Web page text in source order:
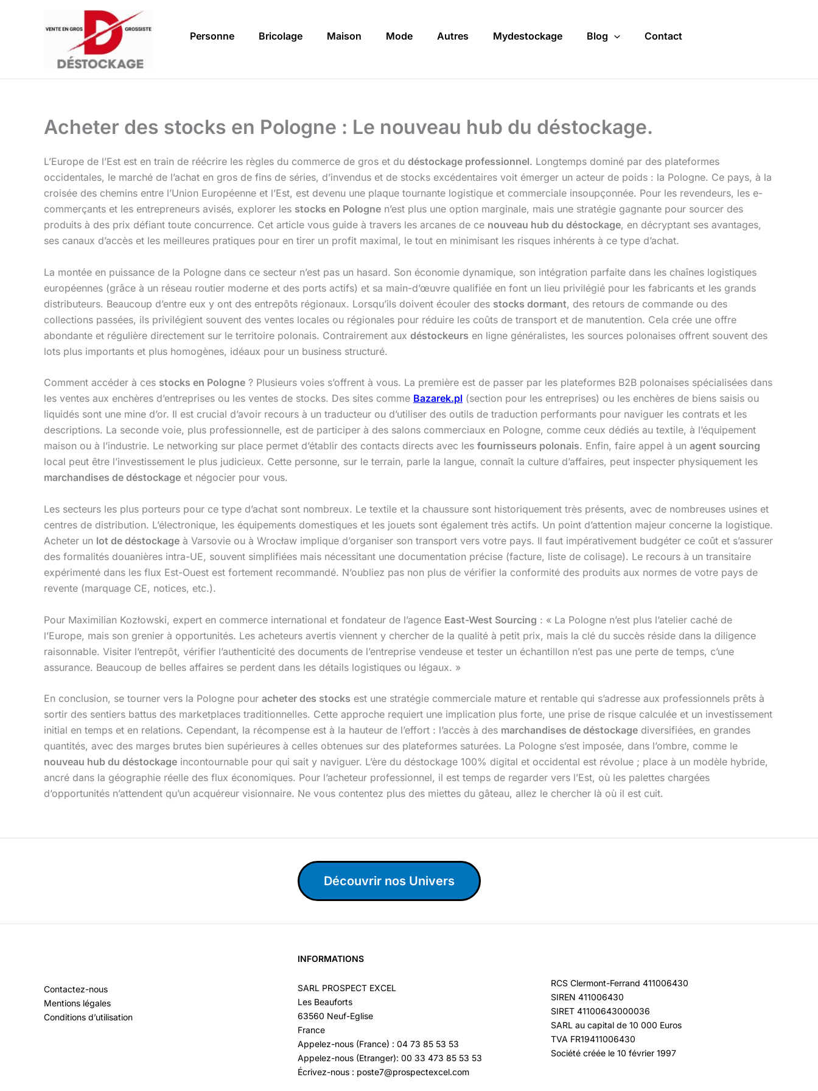
Personne Bricolage Maison Mode Autres Mydestockage Blog Contact
Acheter des stocks en Pologne : Le nouveau hub du déstockage.
L’Europe de l’Est est en train de réécrire les règles du commerce de gros et du déstockage professionnel. Longtemps dominé par des plateformes
occidentales, le marché de l’achat en gros de fins de séries, d’invendus et de stocks excédentaires voit émerger un acteur de poids : la Pologne. Ce pays, à la
croisée des chemins entre l’Union Européenne et l’Est, est devenu une plaque tournante logistique et commerciale insoupçonnée. Pour les revendeurs, les e-
commerçants et les entrepreneurs avisés, explorer les stocks en Pologne n’est plus une option marginale, mais une stratégie gagnante pour sourcer des
produits à des prix défiant toute concurrence. Cet article vous guide à travers les arcanes de ce nouveau hub du déstockage, en décryptant ses avantages,
ses canaux d’accès et les meilleures pratiques pour en tirer un profit maximal, le tout en minimisant les risques inhérents à ce type d’achat.
La montée en puissance de la Pologne dans ce secteur n’est pas un hasard. Son économie dynamique, son intégration parfaite dans les chaînes logistiques
européennes (grâce à un réseau routier moderne et des ports actifs) et sa main-d’œuvre qualifiée en font un lieu privilégié pour les fabricants et les grands
distributeurs. Beaucoup d’entre eux y ont des entrepôts régionaux. Lorsqu’ils doivent écouler des stocks dormant, des retours de commande ou des
collections passées, ils privilégient souvent des ventes locales ou régionales pour réduire les coûts de transport et de manutention. Cela crée une offre
abondante et régulière directement sur le territoire polonais. Contrairement aux déstockeurs en ligne généralistes, les sources polonaises offrent souvent des
lots plus importants et plus homogènes, idéaux pour un business structuré.
Comment accéder à ces stocks en Pologne ? Plusieurs voies s’offrent à vous. La première est de passer par les plateformes B2B polonaises spécialisées dans
les ventes aux enchères d’entreprises ou les ventes de stocks. Des sites comme Bazarek.pl (section pour les entreprises) ou les enchères de biens saisis ou
liquidés sont une mine d’or. Il est crucial d’avoir recours à un traducteur ou d’utiliser des outils de traduction performants pour naviguer les contrats et les
descriptions. La seconde voie, plus professionnelle, est de participer à des salons commerciaux en Pologne, comme ceux dédiés au textile, à l’équipement
maison ou à l’industrie. Le networking sur place permet d’établir des contacts directs avec les fournisseurs polonais. Enfin, faire appel à un agent sourcing
local peut être l’investissement le plus judicieux. Cette personne, sur le terrain, parle la langue, connaît la culture d’affaires, peut inspecter physiquement les
marchandises de déstockage et négocier pour vous.
Les secteurs les plus porteurs pour ce type d’achat sont nombreux. Le textile et la chaussure sont historiquement très présents, avec de nombreuses usines et
centres de distribution. L’électronique, les équipements domestiques et les jouets sont également très actifs. Un point d’attention majeur concerne la logistique.
Acheter un lot de déstockage à Varsovie ou à Wrocław implique d’organiser son transport vers votre pays. Il faut impérativement budgéter ce coût et s’assurer
des formalités douanières intra-UE, souvent simplifiées mais nécessitant une documentation précise (facture, liste de colisage). Le recours à un transitaire
expérimenté dans les flux Est-Ouest est fortement recommandé. N’oubliez pas non plus de vérifier la conformité des produits aux normes de votre pays de
revente (marquage CE, notices, etc.).
Pour Maximilian Kozłowski, expert en commerce international et fondateur de l’agence East-West Sourcing : « La Pologne n’est plus l’atelier caché de
l’Europe, mais son grenier à opportunités. Les acheteurs avertis viennent y chercher de la qualité à petit prix, mais la clé du succès réside dans la diligence
raisonnable. Visiter l’entrepôt, vérifier l’authenticité des documents de l’entreprise vendeuse et tester un échantillon n’est pas une perte de temps, c’une
assurance. Beaucoup de belles affaires se perdent dans les détails logistiques ou légaux. »
En conclusion, se tourner vers la Pologne pour acheter des stocks est une stratégie commerciale mature et rentable qui s’adresse aux professionnels prêts à
sortir des sentiers battus des marketplaces traditionnelles. Cette approche requiert une implication plus forte, une prise de risque calculée et un investissement
initial en temps et en relations. Cependant, la récompense est à la hauteur de l’effort : l’accès à des marchandises de déstockage diversifiées, en grandes
quantités, avec des marges brutes bien supérieures à celles obtenues sur des plateformes saturées. La Pologne s’est imposée, dans l’ombre, comme le
nouveau hub du déstockage incontournable pour qui sait y naviguer. L’ère du déstockage 100% digital et occidental est révolue ; place à un modèle hybride,
ancré dans la géographie réelle des flux économiques. Pour l’acheteur professionnel, il est temps de regarder vers l’Est, où les palettes chargées
d’opportunités n’attendent qu’un acquéreur visionnaire. Ne vous contentez plus des miettes du gâteau, allez le chercher là où il est cuit.
Découvrir nos Univers
Contactez-nous
Mentions légales
Conditions d’utilisation
INFORMATIONS
SARL PROSPECT EXCEL
Les Beauforts
63560 Neuf-Eglise
France
Appelez-nous (France) : 04 73 85 53 53
Appelez-nous (Etranger): 00 33 473 85 53 53
Écrivez-nous : poste7@prospectexcel.com
RCS Clermont-Ferrand 411006430
SIREN 411006430
SIRET 41100643000036
SARL au capital de 10 000 Euros
TVA FR19411006430
Société créée le 10 février 1997